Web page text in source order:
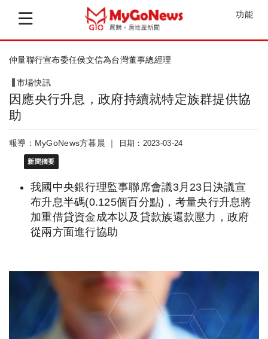
功能
國產署公告標租首批國有房地包租
市場快訊
因應央行升息，政府持續就特定族群提供協
助
報導：MyGoNews方暮晨 ｜ 日期：2023-03-24
新聞摘要
我國中央銀行理監事聯席會議3月23日決議宣
布升息半碼(0.125個百分點)，考量央行升息將
加重借貸資金成本以及貸款族還款壓力，政府
從兩方面進行協助